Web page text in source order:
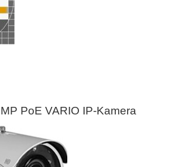
PoE VARIO IP-Kamera